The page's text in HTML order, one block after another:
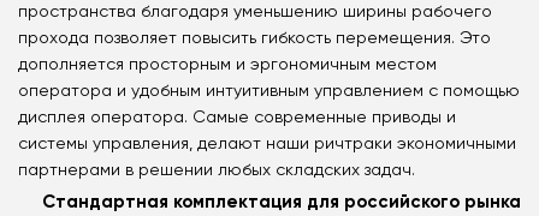
пространства благодаря уменьшению ширины рабочего
прохода позволяет повысить гибкость перемещения. Это
дополняется просторным и эргономичным местом
оператора и удобным интуитивным управлением с помощью
дисплея оператора. Самые современные приводы и
системы управления, делают наши ричтраки экономичными
партнерами в решении любых складских задач.
Стандартная комплектация для российского рынка